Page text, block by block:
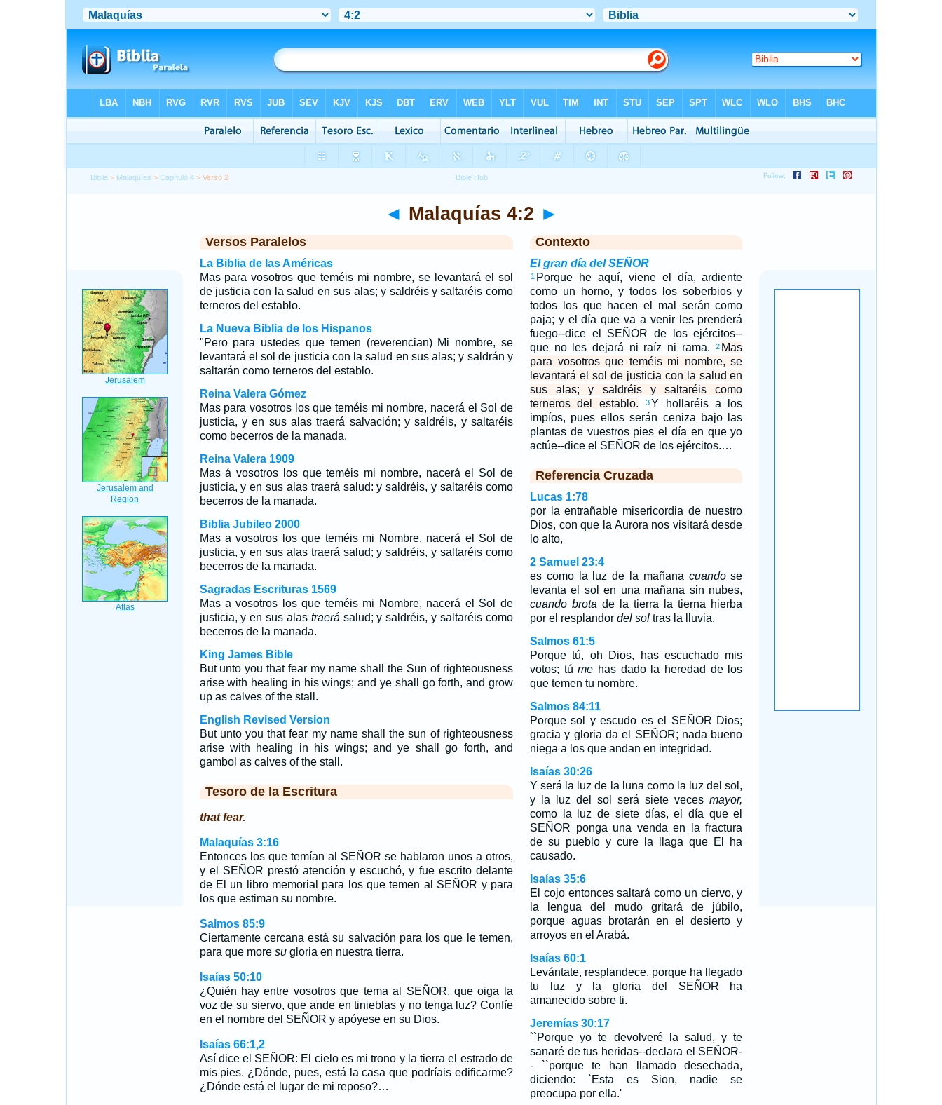
Biblia > Malaquías >Capítulo 4 > Verso 2
◄ Malaquías 4:2 ►
Versos Paralelos
La Biblia de las Américas
Mas para vosotros que teméis mi nombre, se levantará el sol
de justicia con la salud en sus alas; y saldréis y saltaréis como
terneros del establo.
La Nueva Biblia de los Hispanos
"Pero para ustedes que temen (reverencian) Mi nombre, se
levantará el sol de justicia con la salud en sus alas; y saldrán y
saltarán como terneros del establo.
Reina Valera Gómez
Mas para vosotros los que teméis mi nombre, nacerá el Sol de
justicia, y en sus alas traerá salvación; y saldréis, y saltaréis
como becerros de la manada.
Reina Valera 1909
Mas á vosotros los que teméis mi nombre, nacerá el Sol de
justicia, y en sus alas traerá salud: y saldréis, y saltaréis como
becerros de la manada.
Biblia Jubileo 2000
Mas a vosotros los que teméis mi Nombre, nacerá el Sol de
justicia, y en sus alas traerá salud; y saldréis, y saltaréis como
becerros de la manada.
Sagradas Escrituras 1569
Mas a vosotros los que teméis mi Nombre, nacerá el Sol de
justicia, y en sus alas traerá salud; y saldréis, y saltaréis como
becerros de la manada.
King James Bible
But unto you that fear my name shall the Sun of righteousness
arise with healing in his wings; and ye shall go forth, and grow
up as calves of the stall.
English Revised Version
But unto you that fear my name shall the sun of righteousness
arise with healing in his wings; and ye shall go forth, and
gambol as calves of the stall.
Tesoro de la Escritura
that fear.
Malaquías 3:16
Entonces los que temían al SEÑOR se hablaron unos a otros,
y el SEÑOR prestó atención y escuchó, y fue escrito delante
de El un libro memorial para los que temen al SEÑOR y para
los que estiman su nombre.
Salmos 85:9
Ciertamente cercana está su salvación para los que le temen,
para que more sugloria en nuestra tierra.
Isaías 50:10
¿Quién hay entre vosotros que tema al SEÑOR, que oiga la
voz de su siervo, que ande en tinieblas y no tenga luz? Confíe
en el nombre del SEÑOR y apóyese en su Dios.
Isaías 66:1,2
Así dice el SEÑOR: El cielo es mi trono y la tierra el estrado de
mis pies. ¿Dónde, pues, está la casa que podríais edificarme?
¿Dónde está el lugar de mi reposo?…
Contexto
El gran día del SEÑOR
1 Porque he aquí, viene el día, ardiente
como un horno, y todos los soberbios y
todos los que hacen el mal serán como
paja; y el día que va a venir les prenderá
fuego--dice el SEÑOR de los ejércitos--
que no les dejará ni raíz ni rama.
2 Mas
para vosotros que teméis mi nombre, se
levantará el sol de justicia con la salud en
sus alas; y saldréis y saltaréis como
terneros del establo.
3Y hollaréis a los
impíos, pues ellos serán ceniza bajo las
plantas de vuestros pies el día en que yo
actúe--dice el SEÑOR de los ejércitos.…
Referencia Cruzada
Lucas 1:78
por la entrañable misericordia de nuestro
Dios, con que la Aurora nos visitará desde
lo alto,
2 Samuel 23:4
es como la luz de la mañana cuandose
levanta el sol en una mañana sin nubes,
cuando brota de la tierra la tierna hierba
por el resplandor del soltras la lluvia.
Salmos 61:5
Porque tú, oh Dios, has escuchado mis
votos; túme has dado la heredad de los
que temen tu nombre.
Salmos 84:11
Porque sol y escudo es el SEÑOR Dios;
gracia y gloria da el SEÑOR; nada bueno
niega a los que andan en integridad.
Isaías 30:26
Y será la luz de la luna como la luz del sol,
y la luz del sol será siete vecesmayor,
como la luz de siete días, el día que el
SEÑOR ponga una venda en la fractura
de su pueblo y cure la llaga que El ha
causado.
Isaías 35:6
El cojo entonces saltará como un ciervo, y
la lengua del mudo gritará de júbilo,
porque aguas brotarán en el desierto y
arroyos en el Arabá.
Isaías 60:1
Levántate, resplandece, porque ha llegado
tu luz y la gloria del SEÑOR ha
amanecido sobre ti.
Jeremías 30:17
``Porque yo te devolveré la salud, y te
sanaré de tus heridas--declara el SEÑOR-
- ``porque te han llamado desechada,
diciendo: `Esta es Sion, nadie se
preocupa por ella.'